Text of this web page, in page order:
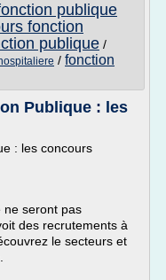
publique
fonction
publique /
/ fonction
Publique : les
: les concours
ne seront pas
des recrutements à
le secteurs et